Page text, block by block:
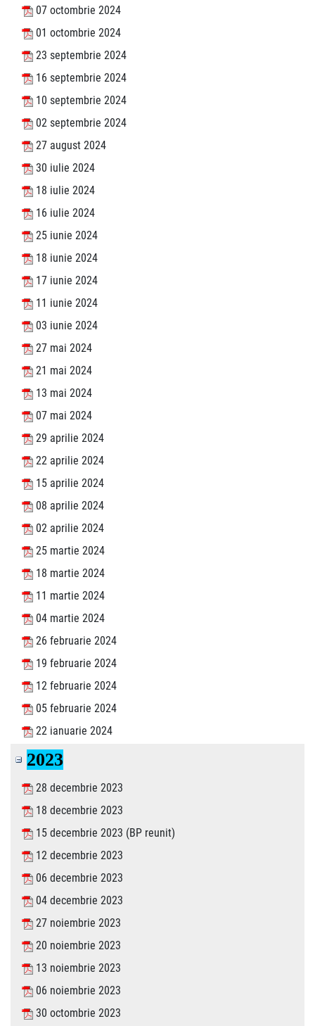
07 octombrie 2024
01 octombrie 2024
23 septembrie 2024
16 septembrie 2024
10 septembrie 2024
02 septembrie 2024
27 august 2024
30 iulie 2024
18 iulie 2024
16 iulie 2024
25 iunie 2024
18 iunie 2024
17 iunie 2024
11 iunie 2024
03 iunie 2024
27 mai 2024
21 mai 2024
13 mai 2024
07 mai 2024
29 aprilie 2024
22 aprilie 2024
15 aprilie 2024
08 aprilie 2024
02 aprilie 2024
25 martie 2024
18 martie 2024
11 martie 2024
04 martie 2024
26 februarie 2024
19 februarie 2024
12 februarie 2024
05 februarie 2024
22 ianuarie 2024
2023
28 decembrie 2023
18 decembrie 2023
15 decembrie 2023 (BP reunit)
12 decembrie 2023
06 decembrie 2023
04 decembrie 2023
27 noiembrie 2023
20 noiembrie 2023
13 noiembrie 2023
06 noiembrie 2023
30 octombrie 2023